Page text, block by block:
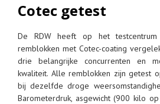
Cotec getest
De RDW heeft op het
remblokken met Cotec-coating
drie belangrijke concurrenten en
kwaliteit. Alle remblokken zijn getest
bij dezelfde droge
Barometerdruk, asgewicht (900 kilo